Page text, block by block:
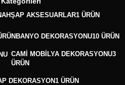
AHŞAP AKSESUARLAR1 ÜRÜN
BANYO DEKORASYONU10 ÜRÜN
CAMI MOBILYA DEKORASYONU3
ÜRÜN
DEKORASYON1 ÜRÜN